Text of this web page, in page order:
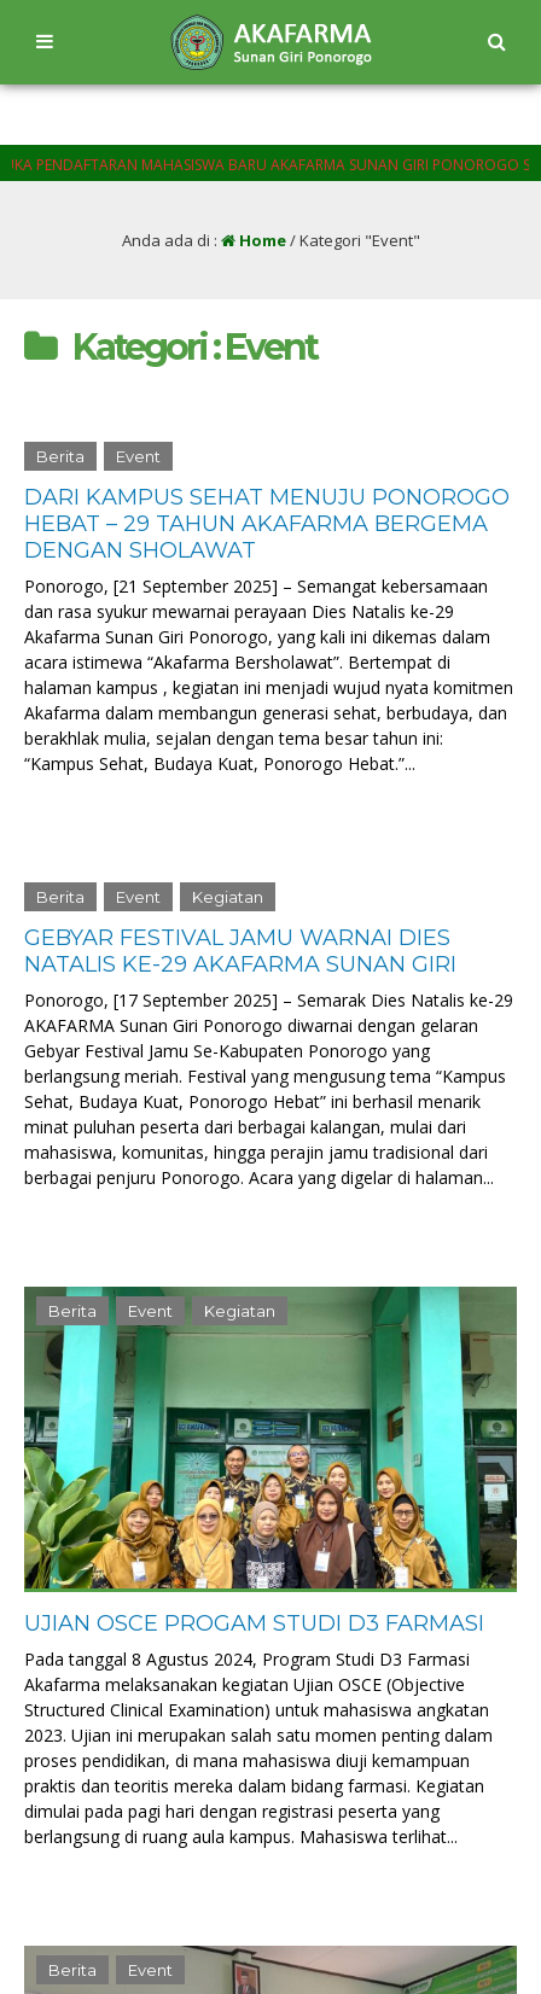
MAHASISWA BARU AKAFARMA SUNAN GIRI PONOROGO SEMUA
Anda ada di : Home/Kategori "Event"
Kategori : Event
Berita Event
DARI KAMPUS SEHAT MENUJU PONOROGO
HEBAT – 29 TAHUN AKAFARMA BERGEMA
DENGAN SHOLAWAT
Ponorogo, [21 September 2025] – Semangat kebersamaan
dan rasa syukur mewarnai perayaan Dies Natalis ke-29
Akafarma Sunan Giri Ponorogo, yang kali ini dikemas dalam
acara istimewa “Akafarma Bersholawat”. Bertempat di
halaman kampus , kegiatan ini menjadi wujud nyata komitmen
Akafarma dalam membangun generasi sehat, berbudaya, dan
berakhlak mulia, sejalan dengan tema besar tahun ini:
“Kampus Sehat, Budaya Kuat, Ponorogo Hebat.”...
Berita Event Kegiatan
GEBYAR FESTIVAL JAMU WARNAI DIES
NATALIS KE-29 AKAFARMA SUNAN GIRI
Ponorogo, [17 September 2025] – Semarak Dies Natalis ke-29
AKAFARMA Sunan Giri Ponorogo diwarnai dengan gelaran
Gebyar Festival Jamu Se-Kabupaten Ponorogo yang
berlangsung meriah. Festival yang mengusung tema “Kampus
Sehat, Budaya Kuat, Ponorogo Hebat” ini berhasil menarik
minat puluhan peserta dari berbagai kalangan, mulai dari
mahasiswa, komunitas, hingga perajin jamu tradisional dari
berbagai penjuru Ponorogo. Acara yang digelar di halaman...
Berita Event Kegiatan
UJIAN OSCE PROGAM STUDI D3 FARMASI
Pada tanggal 8 Agustus 2024, Program Studi D3 Farmasi
Akafarma melaksanakan kegiatan Ujian OSCE (Objective
Structured Clinical Examination) untuk mahasiswa angkatan
2023. Ujian ini merupakan salah satu momen penting dalam
proses pendidikan, di mana mahasiswa diuji kemampuan
praktis dan teoritis mereka dalam bidang farmasi. Kegiatan
dimulai pada pagi hari dengan registrasi peserta yang
berlangsung di ruang aula kampus. Mahasiswa terlihat...
Berita Event